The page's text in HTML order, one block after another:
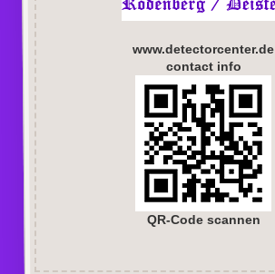
www.detectorcenter.de
contact info
QR-Code scannen